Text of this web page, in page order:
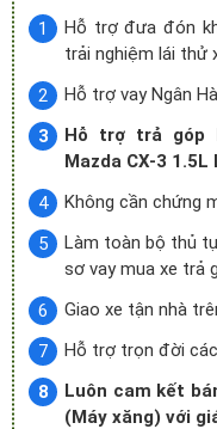
Hỗ trợ đưa đón
trải nghiệm lái thử
Hỗ trợ vay Ngân
Hỗ trợ trả góp
Mazda CX-3
Không cần chứng
Làm toàn bộ thủ
sơ vay mua xe trả
Giao xe tận nhà
Hỗ trợ trọn đời
Luôn cam kết
(Máy xăng) với